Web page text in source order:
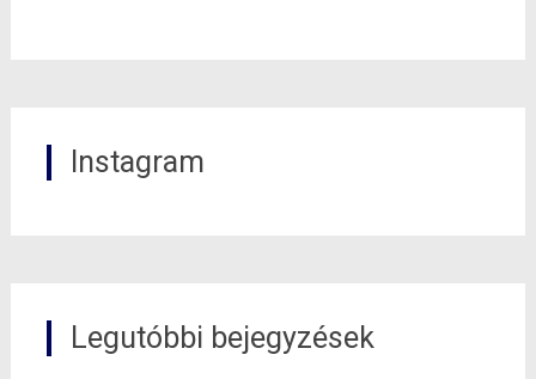
Instagram
Legutóbbi bejegyzések